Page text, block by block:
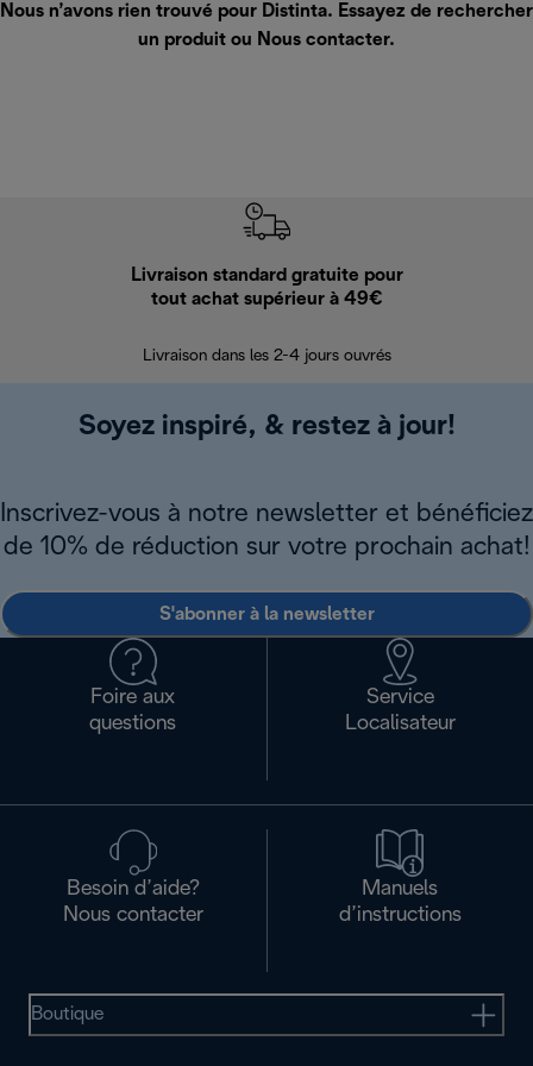
Nous n’avons rien trouvé pour Distinta. Essayez de rechercher
un produit ou Nous contacter.
Livraison standard gratuite pour
tout achat supérieur à 49€
Livraison dans les 2-4 jours ouvrés
Soyez inspiré, & restez à jour!
Inscrivez-vous à notre newsletter et bénéficiez
de 10% de réduction sur votre prochain achat!
S'abonner à la newsletter
Foire aux
questions
Service
Localisateur
Besoin d’aide?
Nous contacter
Manuels
d’instructions
Boutique